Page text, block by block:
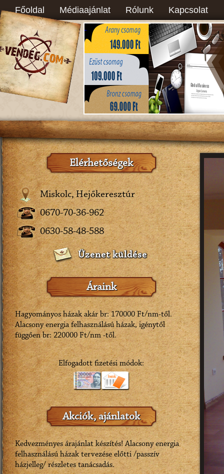
Főoldal Médiaajánlat Rólunk Kapcsolat
Elérhetőségek
Miskolc, Hejőkeresztúr
0670-70-36-962
0630-58-48-588
Üzenet küldése
Áraink
Hagyományos házak akár br: 170000 Ft/nm-től.
Alacsony energia felhasználású házak, igénytől
függően br: 220000 Ft/nm -től.
Elfogadott fizetési módok:
Akciók, ajánlatok
Kedvezményes árajánlat készítés! Alacsony energia
felhasználású házak tervezése előtti /passzív
házjelleg/ részletes tanácsadás.